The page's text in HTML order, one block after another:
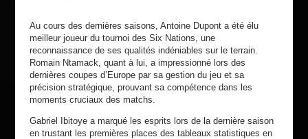
Au cours des dernières saisons, Antoine Dupont a été élu
meilleur joueur du tournoi des Six Nations, une
reconnaissance de ses qualités indéniables sur le terrain.
Romain Ntamack, quant à lui, a impressionné lors des
dernières coupes d’Europe par sa gestion du jeu et sa
précision stratégique, prouvant sa compétence dans les
moments cruciaux des matchs.
Gabriel Ibitoye a marqué les esprits lors de la dernière saison
en trustant les premières places des tableaux statistiques en